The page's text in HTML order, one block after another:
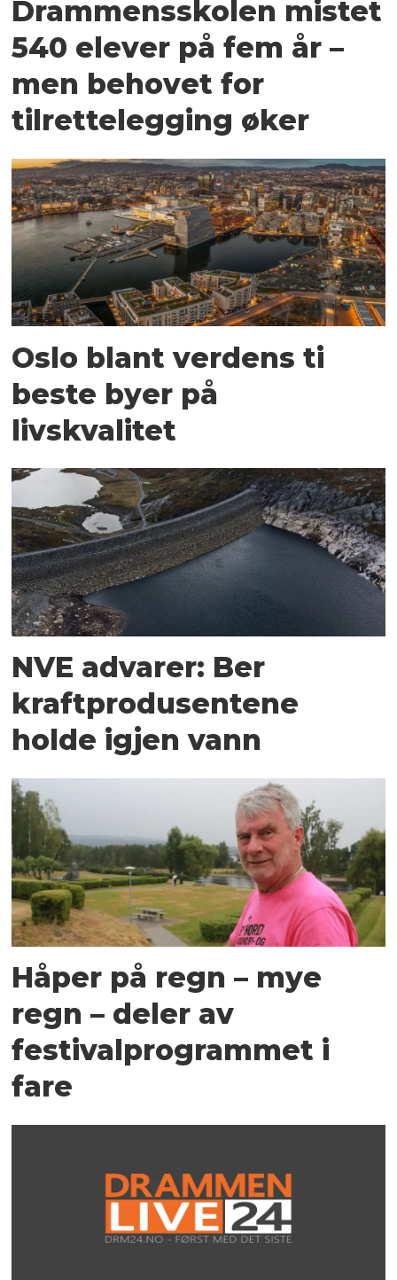
Drammensskolen mistet
540 elever på fem år –
men behovet for
tilrettelegging øker
Oslo blant verdens ti
beste byer på
livskvalitet
NVE advarer: Ber
kraftprodusentene
holde igjen vann
Håper på regn – mye
regn – deler av
festivalprogrammet i
fare